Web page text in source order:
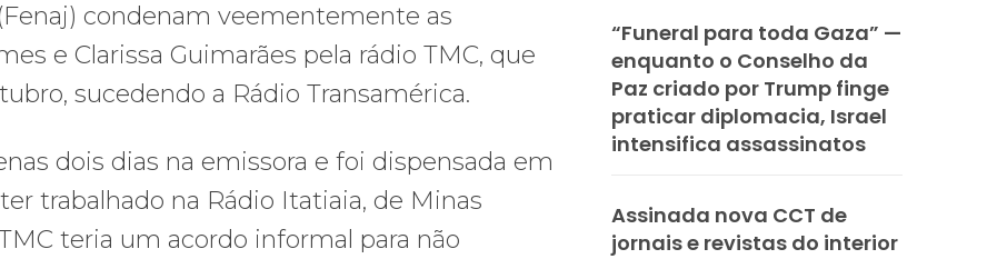
condenam veementemente as
e Clarissa Guimarães pela rádio TMC, que
sucedendo a Rádio Transamérica.
dois dias na emissora e foi dispensada em
trabalhado na Rádio Itatiaia, de Minas
teria um acordo informal para não
“Funeral para toda Gaza” —
enquanto o Conselho da
Paz criado por Trump finge
praticar diplomacia, Israel
intensifica assassinatos
Assinada nova CCT de
jornais e revistas do interior